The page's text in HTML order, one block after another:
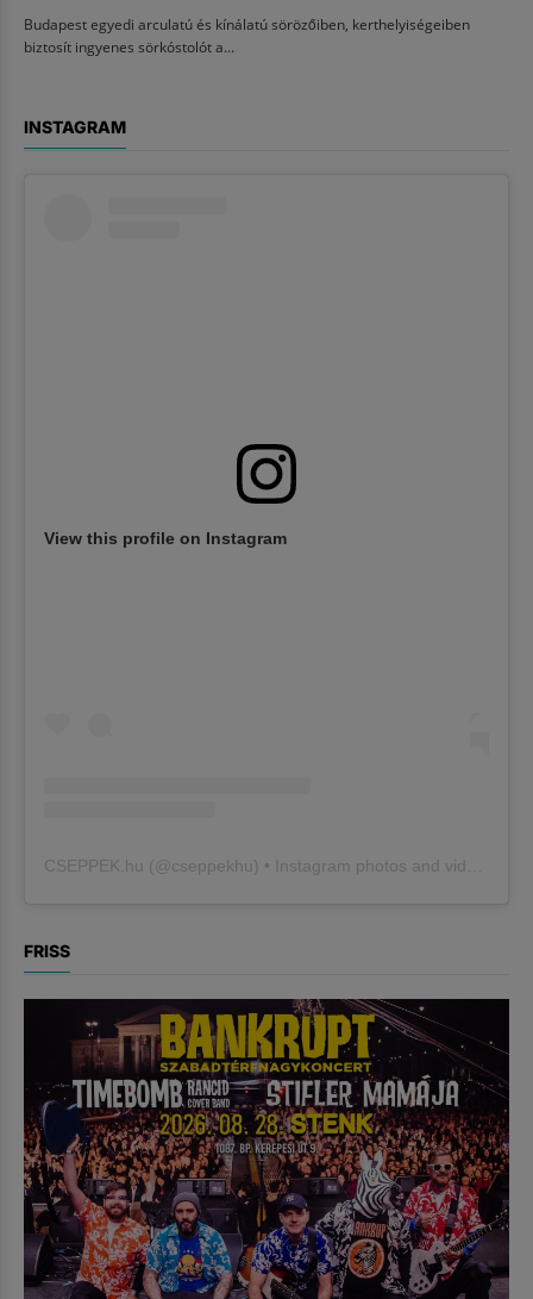
Budapest egyedi arculatú és kínálatú sörözőiben, kerthelyiségeiben
biztosít ingyenes sörkóstolót a...
INSTAGRAM
View this profile on Instagram
CSEPPEK.hu (@cseppekhu ) • Instagram photos and videos
FRISS